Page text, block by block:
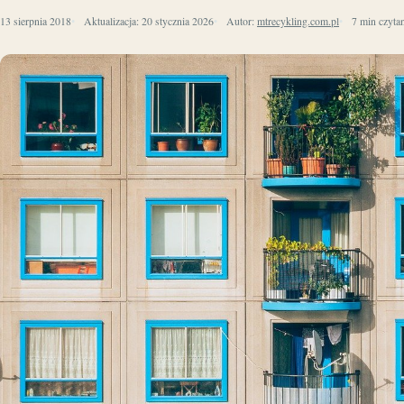
13 sierpnia 2018 Aktualizacja: 20 stycznia 2026 Autor: mtrecykling.com.pl 7 min